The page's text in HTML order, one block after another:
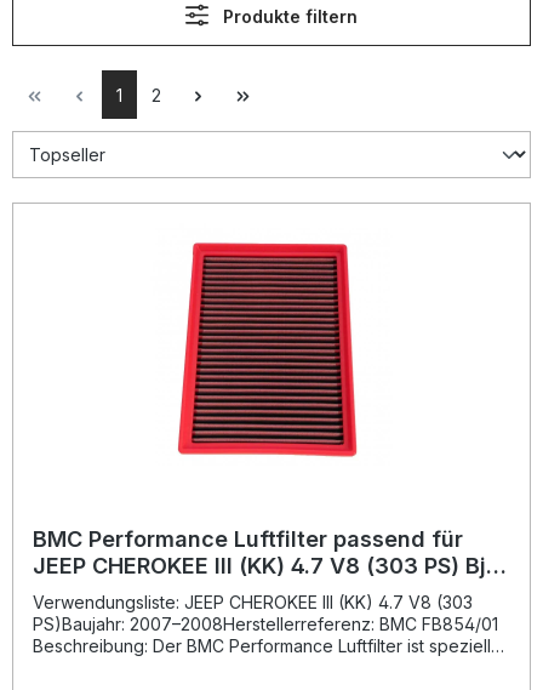
Produkte filtern
1 2
BMC Performance Luftfilter passend für
JEEP CHEROKEE III (KK) 4.7 V8 (303 PS) Bj.
2007-2008
Verwendungsliste: JEEP CHEROKEE III (KK) 4.7 V8 (303
PS)Baujahr: 2007–2008Herstellerreferenz: BMC FB854/01
Beschreibung: Der BMC Performance Luftfilter ist speziell